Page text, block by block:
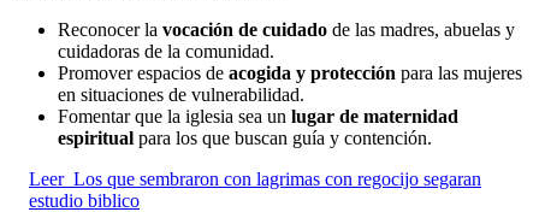
Reconocer la vocación de cuidado de las madres, abuelas y
cuidadoras de la comunidad.
Promover espacios de acogida y protección para las mujeres
en situaciones de vulnerabilidad.
Fomentar que la iglesia sea un lugar de maternidad
espiritual para los que buscan guía y contención.
Leer Los que sembraron con lagrimas con regocijo segaran
estudio biblico